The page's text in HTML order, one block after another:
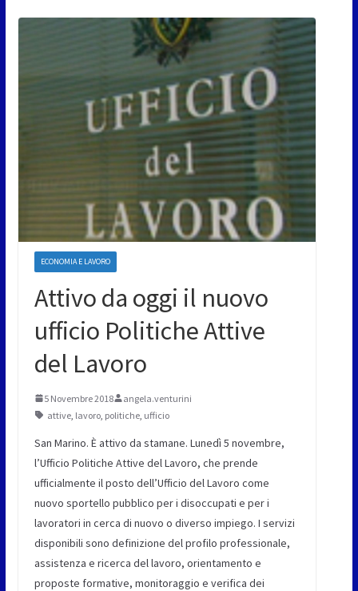
ECONOMIA E LAVORO
Attivo da oggi il nuovo
ufficio Politiche Attive
del Lavoro
5 Novembre 2018
angela.venturini
attive, lavoro, politiche, ufficio
San Marino. È attivo da stamane. Lunedì 5 novembre,
l’Ufficio Politiche Attive del Lavoro, che prende
ufficialmente il posto dell’Ufficio del Lavoro come
nuovo sportello pubblico per i disoccupati e per i
lavoratori in cerca di nuovo o diverso impiego. I servizi
disponibili sono definizione del profilo professionale,
assistenza e ricerca del lavoro, orientamento e
proposte formative, monitoraggio e verifica dei